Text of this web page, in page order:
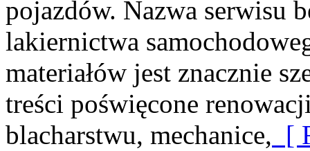
pojazdów. Nazwa serwisu
lakiernictwa
materiałów jest znacznie
treści poświęcone
blacharstwu, mechanice, [